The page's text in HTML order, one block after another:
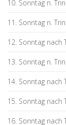
10. Sonntag n.
11. Sonntag n.
12. Sonntag nach
13. Sonntag n.
14. Sonntag nach
15. Sonntag nach
16. Sonntag nach